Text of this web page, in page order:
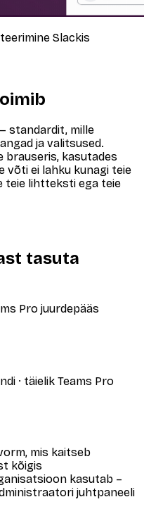
Slackis
standardit, mille
ja valitsused.
brauseris, kasutades
võti ei lahku kunagi teie
teie lihtteksti ega teie
tasuta
Pro juurdepääs
· täielik Teams Pro
mis kaitseb
kõigis
kasutab –
juhtpaneeli